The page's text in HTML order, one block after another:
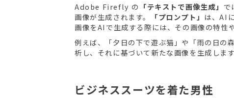
Adobe Firefly の 「テキストで画像生成」 で
画像が生成されます。
「プロンプト」 は、AI
画像をAIで生成する際には、その画像の特性
例えば、「夕日の下で遊ぶ猫」や「雨の日の
析し、それに基づいて新たな画像を生成します
ビジネススーツを着た男性